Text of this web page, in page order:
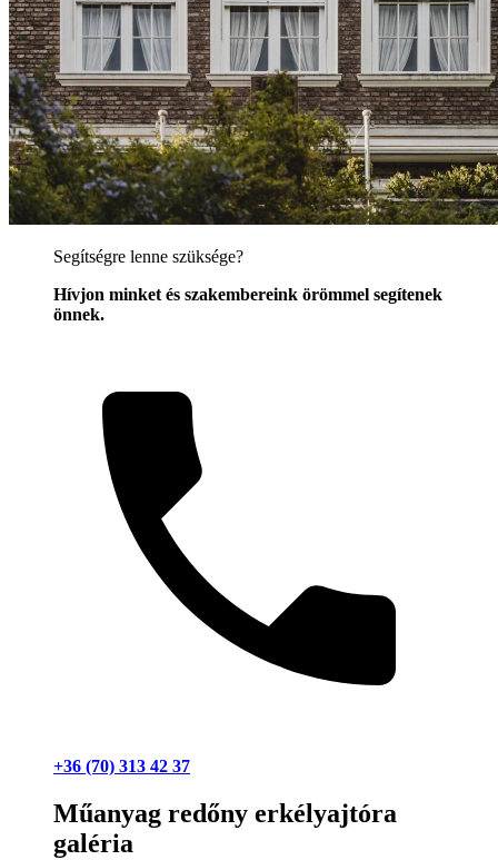
Segítségre lenne szüksége?
Hívjon minket és szakembereink örömmel segítenek
önnek.
+36 (70) 313 42 37
Műanyag redőny erkélyajtóra
galéria